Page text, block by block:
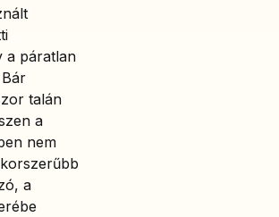
a páratlan
talán
a
nem
a